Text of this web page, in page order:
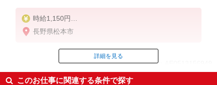
時給1,150円
土日／100円
長野県松本市
ID：AE0513156949
詳細を見る
このお仕事に関連する条件で探す